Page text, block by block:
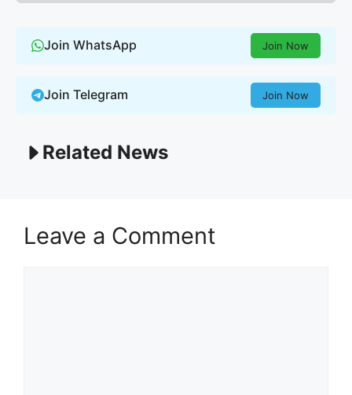
Join WhatsApp Join Now
Join Telegram Join Now
Related News
Leave a Comment